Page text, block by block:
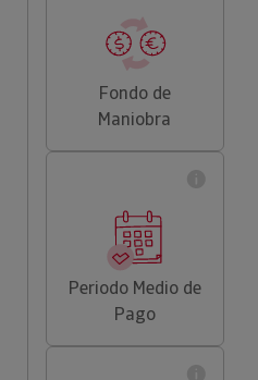
Fondo de
Maniobra
Periodo Medio de
Pago